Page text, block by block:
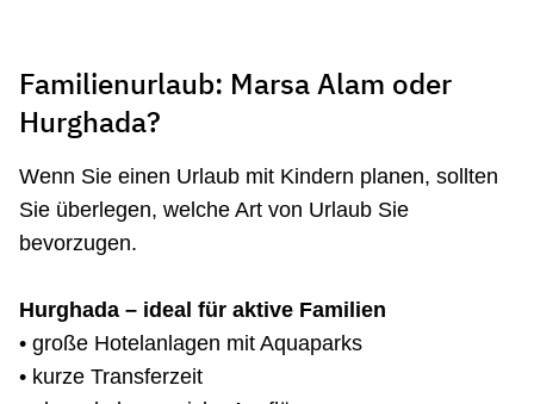
Familienurlaub: Marsa Alam oder
Hurghada?
Wenn Sie einen Urlaub mit Kindern planen, sollten
Sie überlegen, welche Art von Urlaub Sie
bevorzugen.
Hurghada – ideal für aktive Familien
• große Hotelanlagen mit Aquaparks
• kurze Transferzeit